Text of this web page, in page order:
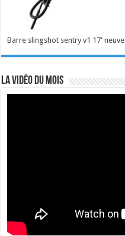
Barre slingshot sentry v1 17' neuve
La vidéo du mois